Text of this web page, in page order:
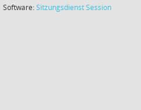
Software:SitzungsdienstSession(Wird in